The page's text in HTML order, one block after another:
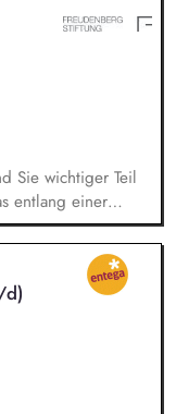
Umsetzung.
entwickelst du
Organisationen zu
und
Sie wichtiger Teil
entlang einer
bei der
entwickeln dabei
weiter. Sie
unserer
d)